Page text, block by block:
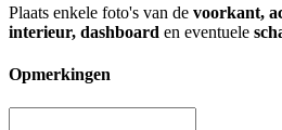
Plaats enkele foto's van de voorkant,
interieur, dashboard en eventuele
Opmerkingen